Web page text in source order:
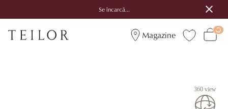
Se încarcă...
Magazine
360 view